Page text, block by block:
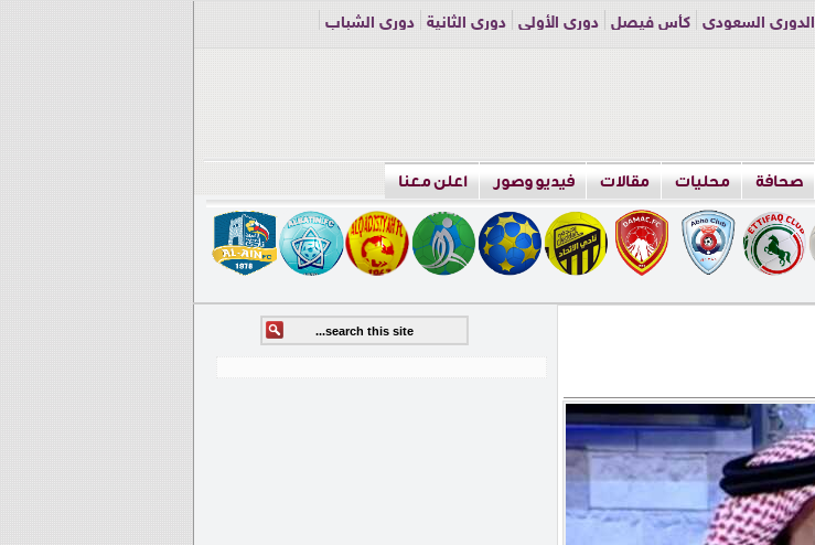
الدوري السعودي كأس فيصل دوري الأولى دوري الثانية
دوري الشباب
صحافة محليات مقالات فيديو وصور اعلن معنا